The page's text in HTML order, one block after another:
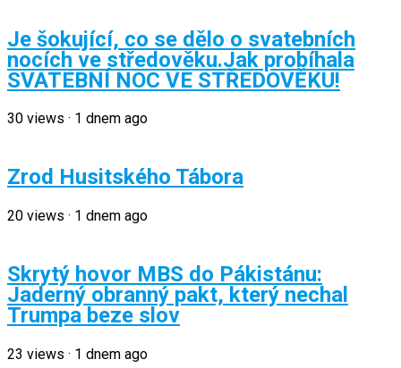
Je šokující, co se dělo o svatebních
nocích ve středověku.Jak probíhala
SVATEBNÍ NOC VE STŘEDOVĚKU!
30 views · 1 dnem ago
Zrod Husitského Tábora
20 views · 1 dnem ago
Skrytý hovor MBS do Pákistánu:
Jaderný obranný pakt, který nechal
Trumpa beze slov
23 views · 1 dnem ago